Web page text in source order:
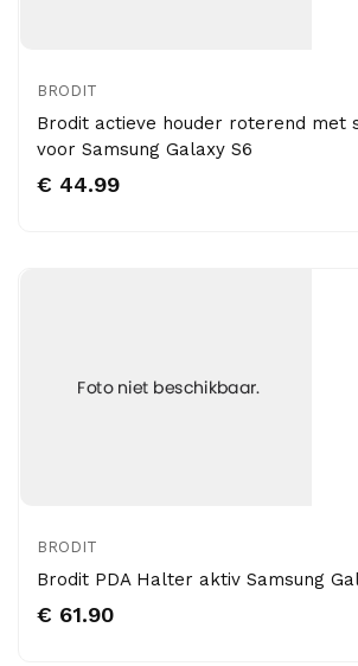
BRODIT
Brodit actieve houder roterend met
voor Samsung Galaxy S6
€ 44.99
BRODIT
Brodit PDA Halter aktiv Samsung
€ 61.90